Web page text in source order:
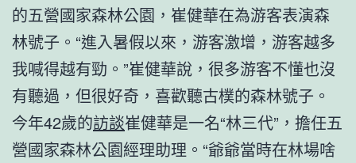
的五營國家森林公園，崔健華在為游客表演森
林號子。“進入暑假以來，游客激增，游客越多
我喊得越有勁。”崔健華說，很多游客不懂也沒
有聽過，但很好奇，喜歡聽古樸的森林號子。
今年42歲的訪談崔健華是一名“林三代”，擔任五
營國家森林公園經理助理。“爺爺當時在林場啥